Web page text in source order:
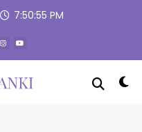
7:50:56 PM